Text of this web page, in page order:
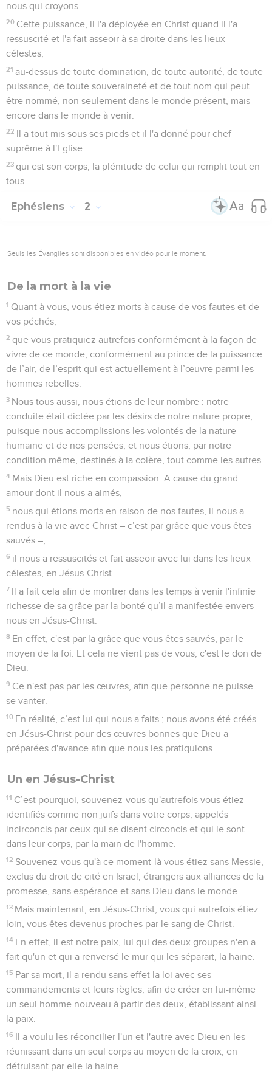
nous qui croyons.
20 Cette puissance, il l'a déployée en Christ quand il l'a
ressuscité et l'a fait asseoir à sa droite dans les lieux
célestes,
21 au-dessus de toute domination, de toute autorité, de toute
puissance, de toute souveraineté et de tout nom qui peut
être nommé, non seulement dans le monde présent, mais
encore dans le monde à venir.
22 Il a tout mis sous ses pieds et il l'a donné pour chef
suprême à l'Eglise
23 qui est son corps, la plénitude de celui qui remplit tout en
tous.
Ephésiens 2
Seuls les Évangiles sont disponibles en vidéo pour le moment.
De la mort à la vie
1 Quant à vous, vous étiez morts à cause de vos fautes et de
vos péchés,
2 que vous pratiquiez autrefois conformément à la façon de
vivre de ce monde, conformément au prince de la puissance
de l’air, de l’esprit qui est actuellement à l’œuvre parmi les
hommes rebelles.
3 Nous tous aussi, nous étions de leur nombre : notre
conduite était dictée par les désirs de notre nature propre,
puisque nous accomplissions les volontés de la nature
humaine et de nos pensées, et nous étions, par notre
condition même, destinés à la colère, tout comme les autres.
4 Mais Dieu est riche en compassion. A cause du grand
amour dont il nous a aimés,
5 nous qui étions morts en raison de nos fautes, il nous a
rendus à la vie avec Christ – c’est par grâce que vous êtes
sauvés –,
6 il nous a ressuscités et fait asseoir avec lui dans les lieux
célestes, en Jésus-Christ.
7 Il a fait cela afin de montrer dans les temps à venir l'infinie
richesse de sa grâce par la bonté qu’il a manifestée envers
nous en Jésus-Christ.
8 En effet, c'est par la grâce que vous êtes sauvés, par le
moyen de la foi. Et cela ne vient pas de vous, c'est le don de
Dieu.
9 Ce n'est pas par les œuvres, afin que personne ne puisse
se vanter.
10 En réalité, c’est lui qui nous a faits ; nous avons été créés
en Jésus-Christ pour des œuvres bonnes que Dieu a
préparées d'avance afin que nous les pratiquions.
Un en Jésus-Christ
11 C’est pourquoi, souvenez-vous qu'autrefois vous étiez
identifiés comme non juifs dans votre corps, appelés
incirconcis par ceux qui se disent circoncis et qui le sont
dans leur corps, par la main de l'homme.
12 Souvenez-vous qu'à ce moment-là vous étiez sans Messie,
exclus du droit de cité en Israël, étrangers aux alliances de la
promesse, sans espérance et sans Dieu dans le monde.
13 Mais maintenant, en Jésus-Christ, vous qui autrefois étiez
loin, vous êtes devenus proches par le sang de Christ.
14 En effet, il est notre paix, lui qui des deux groupes n'en a
fait qu'un et qui a renversé le mur qui les séparait, la haine.
15 Par sa mort, il a rendu sans effet la loi avec ses
commandements et leurs règles, afin de créer en lui-même
un seul homme nouveau à partir des deux, établissant ainsi
la paix.
16 Il a voulu les réconcilier l'un et l'autre avec Dieu en les
réunissant dans un seul corps au moyen de la croix, en
détruisant par elle la haine.